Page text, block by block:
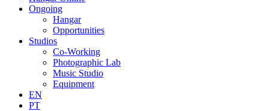
Ongoing
Hangar
Opportunities
Studios
Co-Working
Photographic Lab
Music Studio
Equipment
EN
PT